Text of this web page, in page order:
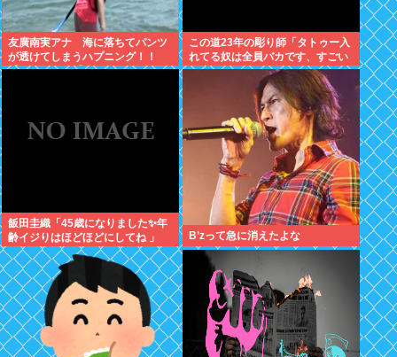
友廣南実アナ 海に落ちてパンツ
が透けてしまうハプニング！！
【GIF動画あり】
この道23年の彫り師「タトゥー入
れてる奴は全員バカです、すごい
民度低い」
飯田圭織「45歳になりました✨年
齢イジりはほどほどにしてね 」
B’zって急に消えたよな